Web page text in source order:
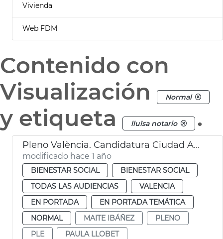
Vivienda
Web FDM
Contenido con
Visualización
Normal
y etiqueta lluïsa notario .
Pleno València. Candidatura Ciudad Accesible 2025
modificado hace 1 año
BIENESTAR SOCIAL
BIENESTAR SOCIAL
TODAS LAS AUDIENCIAS
VALENCIA
EN PORTADA
EN PORTADA TEMÁTICA
NORMAL
MAITE IBÁÑEZ
PLENO
PLE
PAULA LLOBET